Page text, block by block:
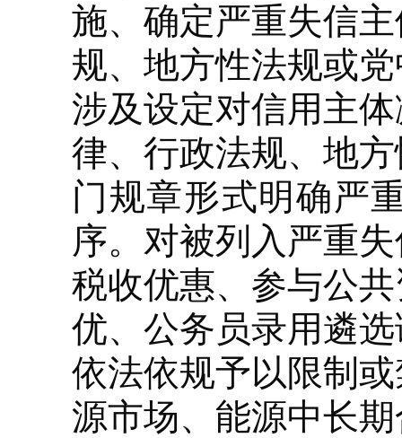
施、确定严重失信
规、地方性法规或
涉及设定对信用主
律、行政法规、地
门规章形式明确严
序。对被列入严重
税收优惠、参与公
优、公务员录用遴
依法依规予以限制
源市场、能源中长